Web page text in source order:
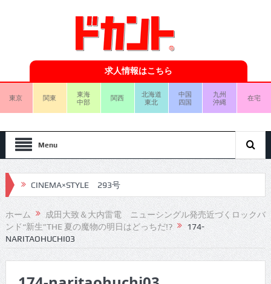
求人情報はこちら
東京 関東
東海
中部
関西
北海道
東北
中国
四国
九州
沖縄
在宅
Menu
CINEMA×STYLE 293号
CINEMA×STYLE 292号
CINEMA×STYLE 291号
CINEMA×STYLE 290号
CINEMA×STYLE 289号
ホーム
成田大致＆大内雷電 ニューシングル発売近づくロックバ
ンド“新生”THE 夏の魔物の明日はどっちだ!?
174-
NARITAOHUCHI03